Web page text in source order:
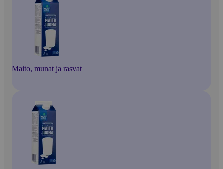
Maito, munat ja rasvat